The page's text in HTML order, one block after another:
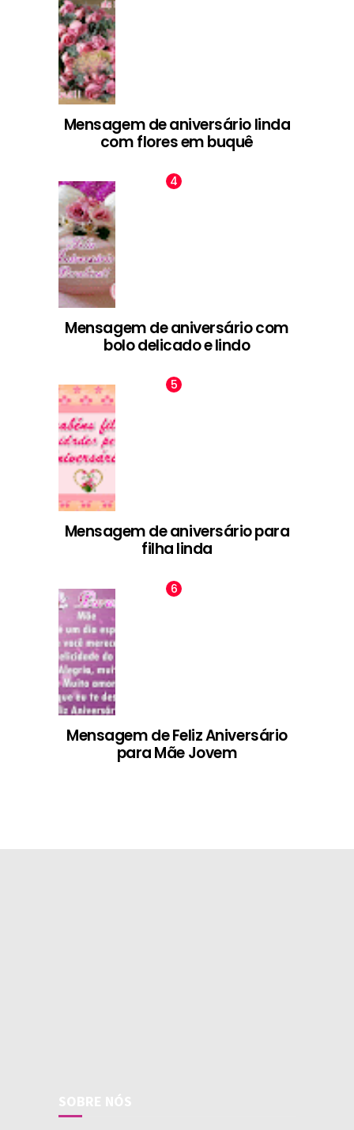
Mensagem de aniversário linda
com flores em buquê
Mensagem de aniversário com
bolo delicado e lindo
Mensagem de aniversário para
filha linda
Mensagem de Feliz Aniversário
para Mãe Jovem